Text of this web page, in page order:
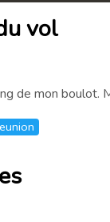
vol
de mon boulot.